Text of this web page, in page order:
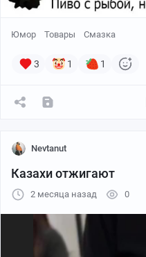
Юмор Товары Смазка
3 1 1
Nevtanut
Казахи отжигают
2 месяца назад 0